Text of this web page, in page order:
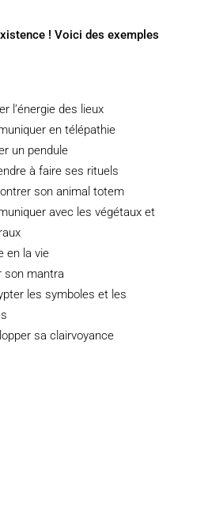
! Voici des exemples
l’énergie des lieux
en télépathie
un pendule
à faire ses rituels
son animal totem
avec les végétaux et
en la vie
son mantra
les symboles et les
sa clairvoyance